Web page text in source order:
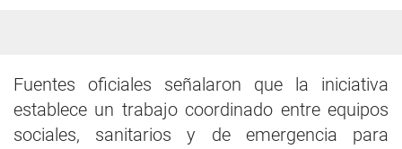
Fuentes oficiales señalaron que la iniciativa
establece un trabajo coordinado entre equipos
sociales, sanitarios y de emergencia para